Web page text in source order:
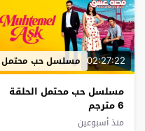
02:27:22 مسلسل حب محتمل
مسلسل حب محتمل الحلقة
6 مترجم
منذ أسبوعين